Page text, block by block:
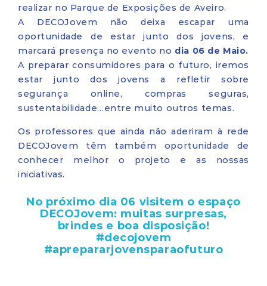
realizar no Parque de Exposições de Aveiro.
A DECOJovem não deixa escapar uma
oportunidade de estar junto dos jovens, e
marcará presença no evento no dia 06 de Maio.
A preparar consumidores para o futuro, iremos
estar junto dos jovens a refletir sobre
segurança online, compras seguras,
sustentabilidade…entre muito outros temas.
Os professores que ainda não aderiram à rede
DECOJovem têm também oportunidade de
conhecer melhor o projeto e as nossas
iniciativas.
No próximo dia 06 visitem o espaço
DECOJovem: muitas surpresas,
brindes e boa disposição!
#decojovem
#aprepararjovensparaofuturo